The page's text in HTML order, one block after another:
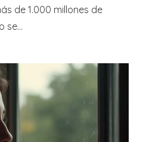
de 1.000 millones de
se…